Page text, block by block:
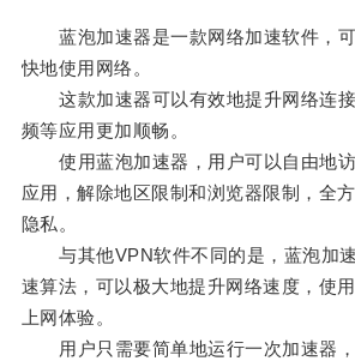
蓝泡加速器是一款网络加速软件，可
快地使用网络。
这款加速器可以有效地提升网络连接
频等应用更加顺畅。
使用蓝泡加速器，用户可以自由地访
应用，解除地区限制和浏览器限制，全
隐私。
与其他VPN软件不同的是，蓝泡加速
速算法，可以极大地提升网络速度，使
上网体验。
用户只需要简单地运行一次加速器，